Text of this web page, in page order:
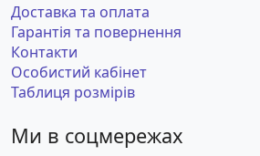
Доставка та оплата
Гарантія та повернення
Контакти
Особистий кабінет
Таблиця розмірів
Ми в соцмережах